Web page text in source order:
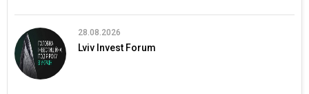
28.08.2026
Lviv Invest Forum